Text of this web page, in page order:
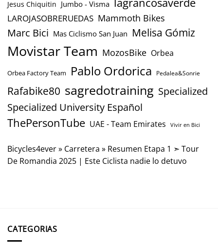
Jesus Chiquitin Jumbo - Visma
LAROJASOBRERUEDAS Mammoth Bikes
Marc Bici Mas Ciclismo San Juan Melisa Gómiz
Movistar Team MozosBike Orbea
Orbea Factory Team Pablo Ordorica Pedalea&Sonrie
Rafabike80 sagredotraining Specialized
Specialized University Español
ThePersonTube UAE - Team Emirates Vivir en Bici
Bicycles4ever» Carretera » Resumen Etapa 1 ➣ Tour
De Romandia 2025 | Este Ciclista nadie lo detuvo
CATEGORIAS